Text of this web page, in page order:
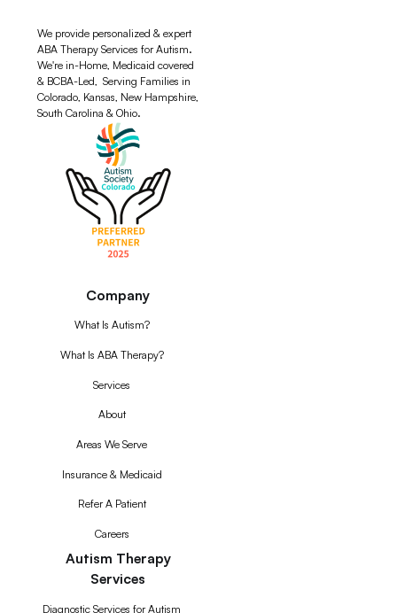
We provide personalized & expert
ABA Therapy Services for Autism.
We're in-Home, Medicaid covered
& BCBA-Led, Serving Families in
Colorado, Kansas, New Hampshire,
South Carolina & Ohio.
Company
What Is Autism?
What Is ABA Therapy?
Services
About
Areas We Serve
Insurance & Medicaid
Refer A Patient
Careers
Autism Therapy
Services
Diagnostic Services for Autism